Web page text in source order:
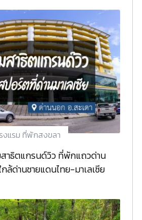
งแรม ที่พักสงขลา
สาธิตแกรนด์วิว ที่พักแถวด่าน
กล้ด่านชายแดนไทย-มาเลเซีย